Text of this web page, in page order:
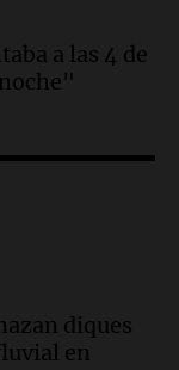
a las 4 de
diques
en